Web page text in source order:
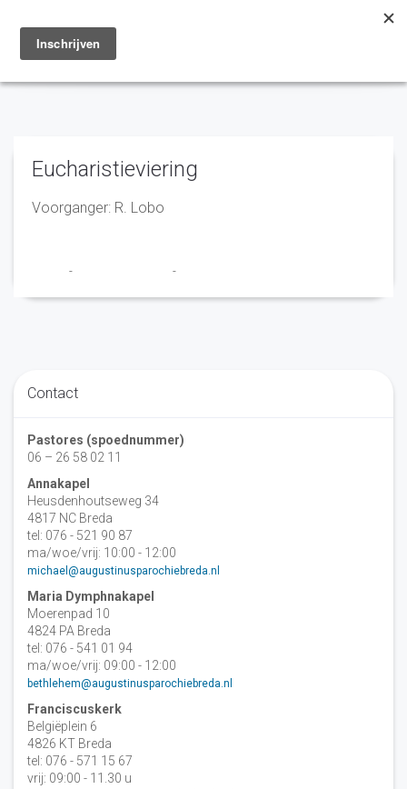
Toggle
navigation
Eucharistieviering
Voorganger: R. Lobo
- -
Contact
Pastores (spoednummer)
06 – 26 58 02 11
Annakapel
Heusdenhoutseweg 34
4817 NC Breda
tel: 076 - 521 90 87
ma/woe/vrij: 10:00 - 12:00
michael@augustinusparochiebreda.nl
Maria Dymphnakapel
Moerenpad 10
4824 PA Breda
tel: 076 - 541 01 94
ma/woe/vrij: 09:00 - 12:00
bethlehem@augustinusparochiebreda.nl
Franciscuskerk
Belgiëplein 6
4826 KT Breda
tel: 076 - 571 15 67
vrij: 09:00 - 11.30 u